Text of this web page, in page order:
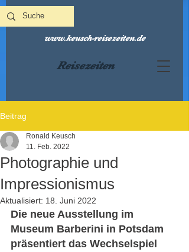
Reisezeiten
www.keusch-reisezeiten.de
Beitrag
Photographie und
Impressionismus
Ronald Keusch
11. Feb. 2022
Aktualisiert: 18. Juni 2022
Die neue Ausstellung im
Museum Barberini in Potsdam
präsentiert das Wechselspiel